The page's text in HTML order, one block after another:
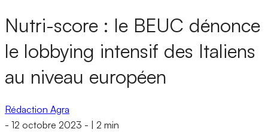
Nutri-score : le BEUC dénonce
le lobbying intensif des Italiens
au niveau européen
Rédaction Agra
- 12 octobre 2023 - 2 min